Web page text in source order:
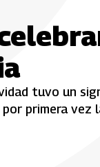
tuvo un
primera vez